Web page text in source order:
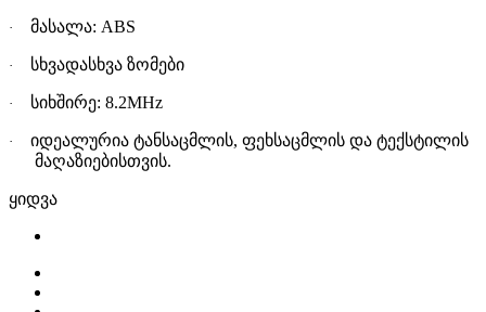
· მასალა: ABS
· სხვადასხვა ზომები
· სიხშირე: 8.2MHz
·
იდეალურია ტანსაცმლის, ფეხსაცმლის და ტექსტილის
მაღაზიებისთვის.
ყიდვა